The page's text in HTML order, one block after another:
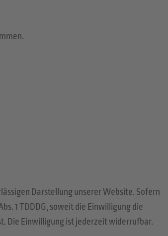
Darstellung unserer Website. Sofern
1 TDDDG, soweit die Einwilligung die
Die Einwilligung ist jederzeit widerrufbar.